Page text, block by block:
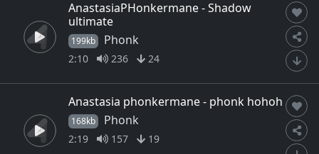
AnastasiaPHonkermane - Shadow
ultimate
199kb Phonk
2:10 236 24
Anastasia phonkermane - phonk hohoh
168kb Phonk
2:19 157 19